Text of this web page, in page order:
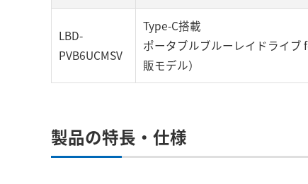
LBD-
PVB6UCMSV
Type-C搭載
ポータブルブルーレイドライブ
販モデル）
製品の特長・仕様